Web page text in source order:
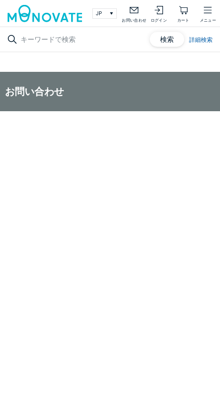
お問い合わせ ログイン カート メニュー
検索 詳細検索
お問い合わせ